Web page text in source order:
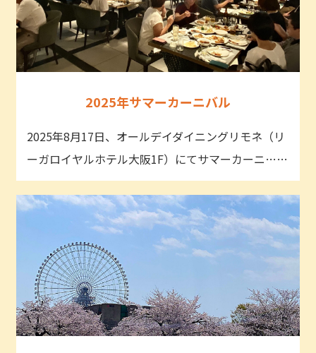
2025年サマーカーニバル
2025年8月17日、オールデイダイニングリモネ（リ
ーガロイヤルホテル大阪1F）にてサマーカーニ……